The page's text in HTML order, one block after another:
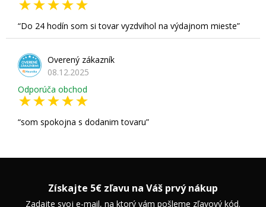
Do 24 hodín som si tovar vyzdvihol na výdajnom mieste
Overený zákazník
08.12.2025
Odporúča obchod
som spokojna s dodanim tovaru
Získajte 5€ zľavu na Váš prvý nákup
Zadajte svoj e-mail, na ktorý vám pošleme zľavový kód.